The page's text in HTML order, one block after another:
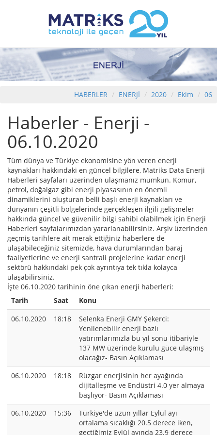
HABERLER ENERJİ 2020 Ekim 06
Haberler - Enerji -
06.10.2020
Tüm dünya ve Türkiye ekonomisine yön veren enerji
kaynakları hakkındaki en güncel bilgilere, Matriks Data Enerji
Haberleri sayfaları üzerinden ulaşmanız mümkün. Kömür,
petrol, doğalgaz gibi enerji piyasasının en önemli
dinamiklerini oluşturan belli başlı enerji kaynakları ve
dünyanın çeşitli bölgelerinde gerçekleşen ilgili gelişmeler
hakkında güncel ve güvenilir bilgi sahibi olabilmek için Enerji
Haberleri sayfalarımızdan yararlanabilirsiniz. Arşiv üzerinden
geçmiş tarihlere ait merak ettiğiniz haberlere de
ulaşabileceğiniz sitemizde, hava durumlarından baraj
faaliyetlerine ve enerji santrali projelerine kadar enerji
sektörü hakkındaki pek çok ayrıntıya tek tıkla kolayca
ulaşabilirsiniz.
İşte 06.10.2020 tarihinin öne çıkan enerji haberleri:
Tarih
Saat
Konu
06.10.2020
18:18
Selenka Enerji GMY Şekerci:
Yenilenebilir enerji bazlı
yatırımlarımızla bu yıl sonu itibariyle
137 MW üzerinde kurulu güce ulaşmış
olacağız- Basın Açıklaması
06.10.2020
18:18
Rüzgar enerjisinin her ayağında
dijitalleşme ve Endüstri 4.0 yer almaya
başlıyor- Basın Açıklaması
06.10.2020
15:36
Türkiye'de uzun yıllar Eylül ayı
ortalama sıcaklığı 20.5 derece iken,
geçtiğimiz Eylül ayında 23.9 derece